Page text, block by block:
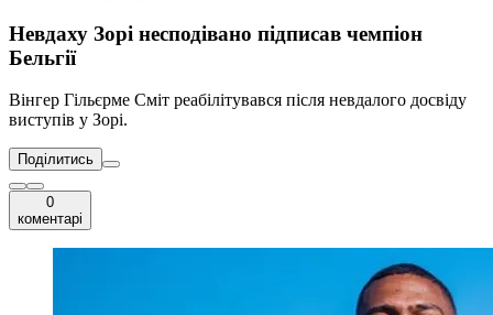
Невдаху Зорі несподівано підписав чемпіон
Бельгії
Вінгер Гільєрме Сміт реабілітувався після невдалого досвіду
виступів у Зорі.
Поділитись
0
коментарі